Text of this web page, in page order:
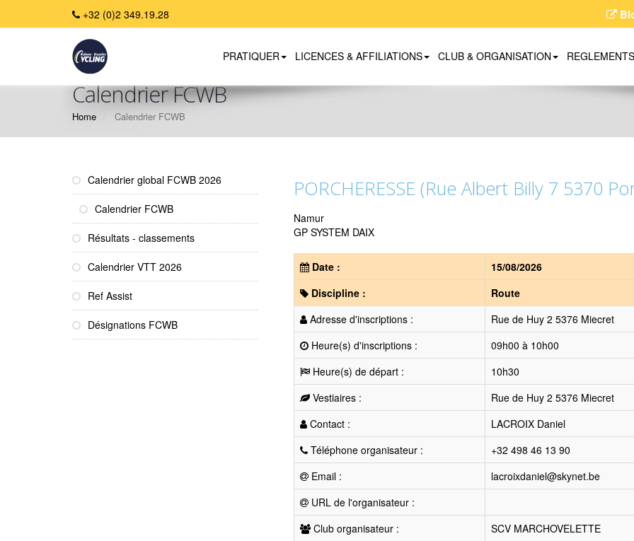
+32 (0)2 349.19.28
PRATIQUER LICENCES & AFFILIATIONS CLUB & ORGANISATION REGLEMENTS
Calendrier FCWB
Home Calendrier FCWB
Calendrier global FCWB 2026
Calendrier FCWB
Résultats - classements
Calendrier VTT 2026
Ref Assist
Désignations FCWB
PORCHERESSE (Rue Albert Billy 7 5370
Namur
GP SYSTEM DAIX
Date :
15/08/2026
Discipline :
Route
Adresse d'inscriptions :
Rue de Huy 2 5376 Miecret
Heure(s) d'inscriptions :
09h00 à 10h00
Heure(s) de départ :
10h30
Vestiaires :
Rue de Huy 2 5376 Miecret
Contact :
LACROIX Daniel
Téléphone organisateur :
+32 498 46 13 90
Email :
lacroixdaniel@skynet.be
URL de l'organisateur :
Club organisateur :
SCV MARCHOVELETTE